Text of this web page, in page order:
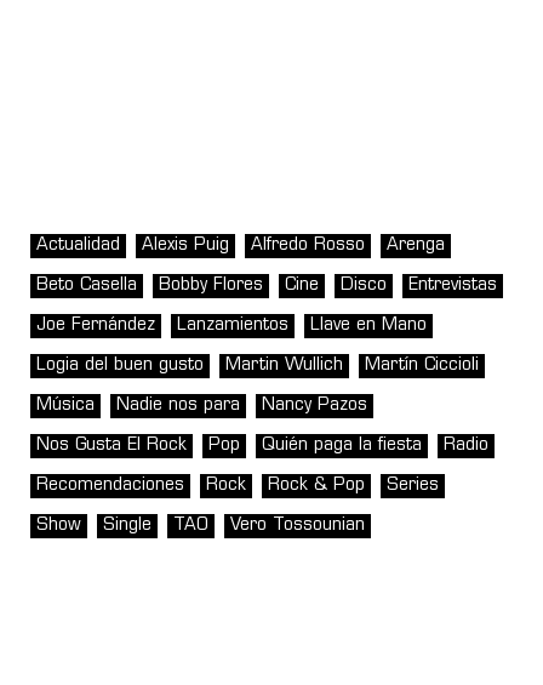
Actualidad Alexis Puig Alfredo Rosso Arenga
Beto Casella Bobby Flores Cine Disco Entrevistas
Joe Fernández Lanzamientos Llave en Mano
Logia del buen gusto Martin Wullich Martín Ciccioli
Música Nadie nos para Nancy Pazos
Nos Gusta El Rock Pop Quién paga la fiesta Radio
Recomendaciones Rock Rock & Pop Series
Show Single TAO Vero Tossounian